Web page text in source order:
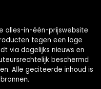
alles-in-één-prijswebsite
tegen een lage
via dagelijks nieuws en
beschermd
Alle geciteerde inhoud is